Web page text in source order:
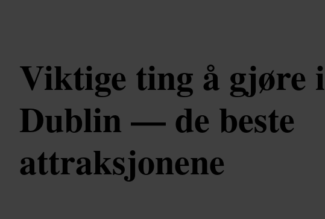
Viktige ting å gjøre i
Dublin — de beste
attraksjonene